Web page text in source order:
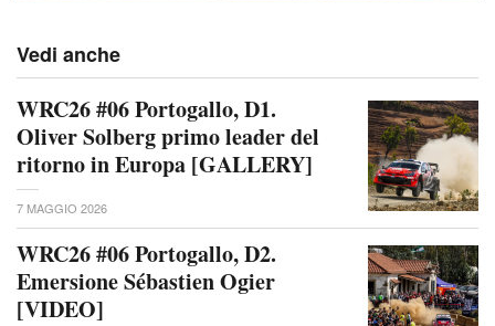
Vedi anche
WRC26 #06 Portogallo, D1.
Oliver Solberg primo leader del
ritorno in Europa [GALLERY]
7 MAGGIO 2026
WRC26 #06 Portogallo, D2.
Emersione Sébastien Ogier
[VIDEO]